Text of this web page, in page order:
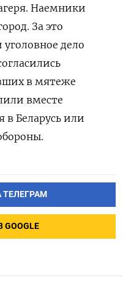
Наемники
За это
дело
в мятеже
вместе
Беларусь или
ТЕЛЕГРАМ